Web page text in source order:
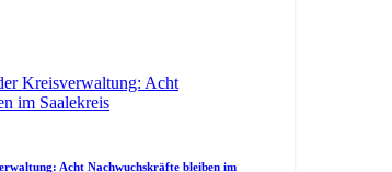
Acht Nachwuchskräfte bleiben im